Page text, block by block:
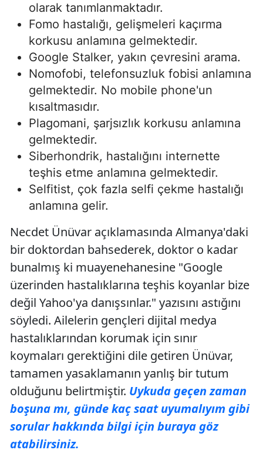
olarak tanımlanmaktadır.
Fomo hastalığı, gelişmeleri kaçırma
korkusu anlamına gelmektedir.
Google Stalker, yakın çevresini arama.
Nomofobi, telefonsuzluk fobisi anlamına
gelmektedir. No mobile phone'un
kısaltmasıdır.
Plagomani, şarjsızlık korkusu anlamına
gelmektedir.
Siberhondrik, hastalığını internette
teşhis etme anlamına gelmektedir.
Selfitist, çok fazla selfi çekme hastalığı
anlamına gelir.
Necdet Ünüvar açıklamasında Almanya'daki
bir doktordan bahsederek, doktor o kadar
bunalmış ki muayenehanesine "Google
üzerinden hastalıklarına teşhis koyanlar bize
değil Yahoo'ya danışsınlar." yazısını astığını
söyledi. Ailelerin gençleri dijital medya
hastalıklarından korumak için sınır
koymaları gerektiğini dile getiren Ünüvar,
tamamen yasaklamanın yanlış bir tutum
olduğunu belirtmiştir. Uykuda geçen zaman
boşuna mı, günde kaç saat uyumalıyım gibi
sorular hakkında bilgi için buraya göz
atabilirsiniz.